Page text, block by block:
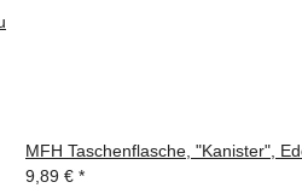
MFH Taschenflasche, "Kanister",
9,89 € *